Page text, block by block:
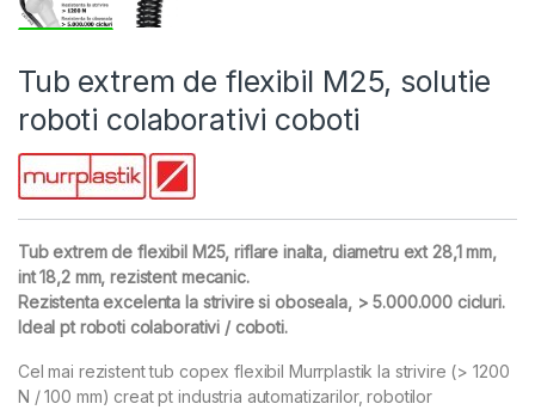
Tub extrem de flexibil M25, solutie
roboti colaborativi coboti
Tub extrem de flexibil M25, riflare inalta, diametru ext 28,1 mm,
int 18,2 mm, rezistent mecanic.
Rezistenta excelenta la strivire si oboseala, > 5.000.000 cicluri.
Ideal pt roboti colaborativi / coboti.
Cel mai rezistent tub copex flexibil Murrplastik la strivire (> 1200
N / 100 mm) creat pt industria automatizarilor, robotilor